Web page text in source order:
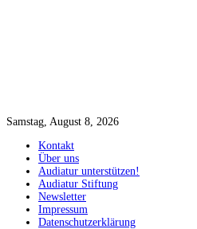
Samstag, August 8, 2026
Kontakt
Über uns
Audiatur unterstützen!
Audiatur Stiftung
Newsletter
Impressum
Datenschutzerklärung